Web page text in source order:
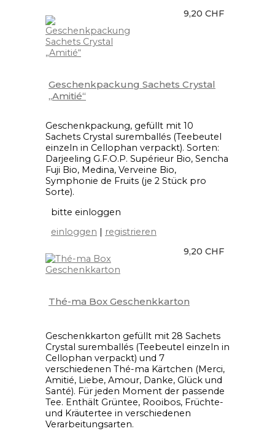
9,20 CHF
Geschenkpackung Sachets Crystal
„Amitié“
Geschenkpackung, gefüllt mit 10
Sachets Crystal suremballés (Teebeutel
einzeln in Cellophan verpackt). Sorten:
Darjeeling G.F.O.P. Supérieur Bio, Sencha
Fuji Bio, Medina, Verveine Bio,
Symphonie de Fruits (je 2 Stück pro
Sorte).
bitte einloggen
einloggen | registrieren
9,20 CHF
Thé-ma Box Geschenkkarton
Geschenkkarton gefüllt mit 28 Sachets
Crystal suremballés (Teebeutel einzeln in
Cellophan verpackt) und 7
verschiedenen Thé-ma Kärtchen (Merci,
Amitié, Liebe, Amour, Danke, Glück und
Santé). Für jeden Moment der passende
Tee. Enthält Grüntee, Rooibos, Früchte-
und Kräutertee in verschiedenen
Verarbeitungsarten.